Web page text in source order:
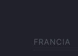
FRANCIA